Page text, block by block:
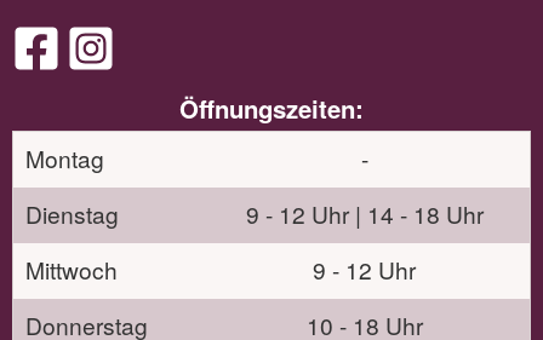
Öffnungszeiten:
Montag
-
Dienstag
9 - 12 Uhr | 14 - 18 Uhr
Mittwoch
9 - 12 Uhr
Donnerstag
10 - 18 Uhr